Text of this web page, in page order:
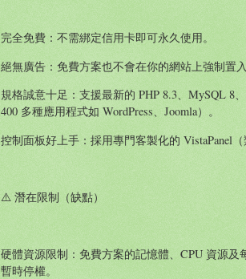
完全免費：不需綁定信用卡即可永久使用。
絕無廣告：免費方案也不會在你的網站上強制置
規格誠意十足：支援最新的 PHP 8.3、MySQL 8
400 多種應用程式如 WordPress、Joomla）。
控制面板好上手：採用專門客製化的 VistaPanel（
⚠️ 潛在限制（缺點）
硬體資源限制：免費方案的記憶體、CPU 資源
暫時停權。